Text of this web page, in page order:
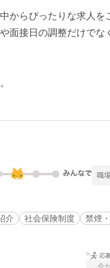
からぴったりな求人を
面接日の調整だけで
職
介 社会保険制度 禁煙
応
今